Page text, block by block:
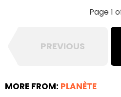
Page 1
PREVIOUS
MORE FROM: PLANÈTE